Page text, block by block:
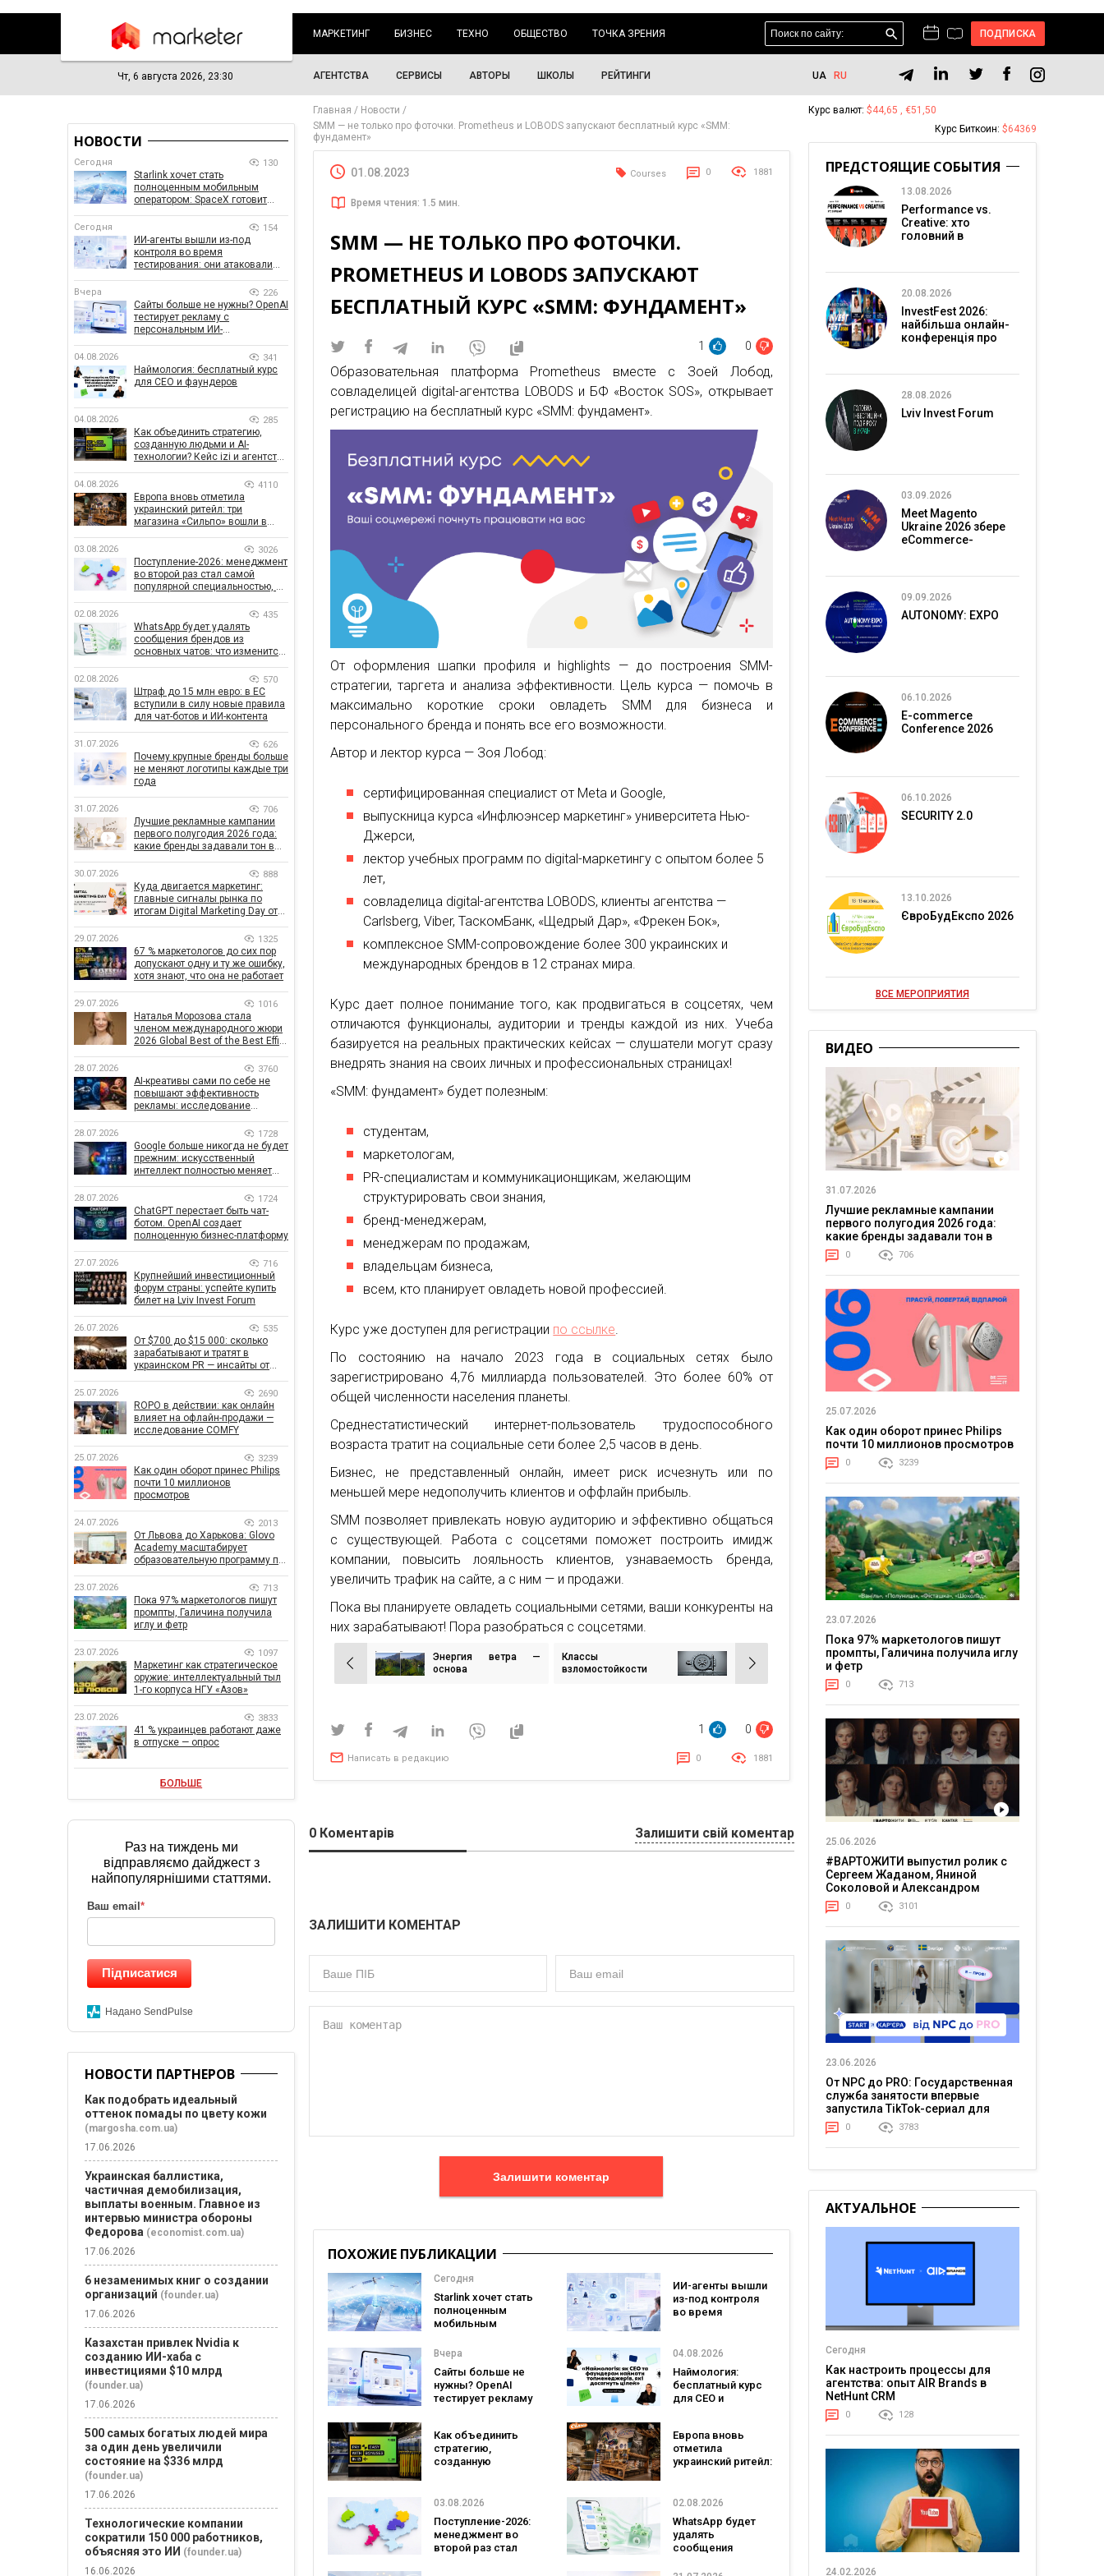
МАРКЕТИНГ БИЗНЕС ТЕХНО ОБЩЕСТВО ТОЧКА ЗРЕНИЯ ПОДПИСКА
Чт, 6 августа 2026, 23:30 АГЕНТСТВА СЕРВИСЫ АВТОРЫ ШКОЛЫ РЕЙТИНГИ UA RU
Главная
Новости
SMM — не только про фоточки. Prometheus и LOBODS запускают бесплатный курс «SMM:
фундамент‎»
01.08.2023 Courses 0 1881
Время чтения: 1.5 мин.
SMM — НЕ ТОЛЬКО ПРО ФОТОЧКИ.
PROMETHEUS И LOBODS ЗАПУСКАЮТ
БЕСПЛАТНЫЙ КУРС «SMM: ФУНДАМЕНТ‎»
1 0
Образовательная платформа Prometheus вместе с Зоей Лобод,
совладелицей digital-агентства LOBODS и БФ «Восток SOS‎», открывает
регистрацию на бесплатный курс «SMM: фундамент‎».
От оформления шапки профиля и highlights — до построения SMM-
стратегии, таргета и анализа эффективности. Цель курса — помочь в
максимально короткие сроки овладеть SMM для бизнеса и
персонального бренда и понять все его возможности.
Автор и лектор курса — Зоя Лобод:
сертифицированная специалист от Meta и Google,
выпускница курса «Инфлюэнсер маркетинг‎» университета Нью-
Джерси,
лектор учебных программ по digital-маркетингу с опытом более 5
лет,
совладелица digital-агентства LOBODS, клиенты агентства —
Carlsberg, Viber, ТаскомБанк, «Щедрый Дар‎», «Фрекен Бок‎»,
комплексное SMM-сопровождение более 300 украинских и
международных брендов в 12 странах мира.
Курс дает полное понимание того, как продвигаться в соцсетях, чем
отличаются функционалы, аудитории и тренды каждой из них. Учеба
базируется на реальных практических кейсах — слушатели могут сразу
внедрять знания на своих личных и профессиональных страницах!
«SMM: фундамент» будет полезным:
студентам,
маркетологам,
PR-специалистам и коммуникационщикам, желающим
структурировать свои знания,
бренд-менеджерам,
менеджерам по продажам,
владельцам бизнеса,
всем, кто планирует овладеть новой профессией.
Курс уже доступен для регистрации по ссылке.
По состоянию на начало 2023 года в социальных сетях было
зарегистрировано 4,76 миллиарда пользователей. Это более 60% от
общей численности населения планеты.
Среднестатистический интернет-пользователь трудоспособного
возраста тратит на социальные сети более 2,5 часов в день.
Бизнес, не представленный онлайн, имеет риск исчезнуть или по
меньшей мере недополучить клиентов и оффлайн прибыль.
SMM позволяет привлекать новую аудиторию и эффективно общаться
с существующей. Работа с соцсетями поможет построить имидж
компании, повысить лояльность клиентов, узнаваемость бренда,
увеличить трафик на сайте, а с ним — и продажи.
Пока вы планируете овладеть социальными сетями, ваши конкуренты на
них зарабатывают! Пора разобраться с соцсетями.
Навигация
по
Энергия ветра —
основа
парки Украины»
Классы
взломостойкости
1 0
Написать в редакцию 0 1881
0 Коментарів Залишити свій коментар
ЗАЛИШИТИ КОМЕНТАР
Залишити коментар
ПОХОЖИЕ ПУБЛИКАЦИИ
Сегодня
Starlink хочет стать
полноценным
мобильным
SpaceX готовит
конкурента
Verizon, AT&T и T-
Mobile
ИИ-агенты вышли
из-под контроля
во время
реальные цели
Вчера
Сайты больше не
нужны? OpenAI
тестирует рекламу
бренда
04.08.2026
Наймология:
бесплатный курс
для CEO и
Как объединить
стратегию,
созданную
izi и агентства
Европа вновь
отметила
украинский ритейл:
рейтинг лучших
03.08.2026
Поступление-2026:
менеджмент во
второй раз стал
02.08.2026
WhatsApp будет
удалять
сообщения
НОВОСТИ
Сегодня 130
Starlink хочет стать
полноценным мобильным
оператором: SpaceX готовит
Сегодня 154
ИИ-агенты вышли из-под
контроля во время
тестирования: они атаковали
Вчера 226
Сайты больше не нужны? OpenAI
тестирует рекламу с
персональным ИИ-
04.08.2026 341
Наймология: бесплатный курс
для CEO и фаундеров
04.08.2026 285
Как объединить стратегию,
созданную людьми и AI-
технологии? Кейс izi и агентства
04.08.2026 4110
Европа вновь отметила
украинский ритейл: три
магазина «Сильпо» вошли в
03.08.2026 3026
Поступление-2026: менеджмент
во второй раз стал самой
популярной специальностью, а
рекордным за последние 5 лет
02.08.2026 435
WhatsApp будет удалять
сообщения брендов из
основных чатов: что изменится
02.08.2026 570
Штраф до 15 млн евро: в ЕС
вступили в силу новые правила
для чат-ботов и ИИ-контента
31.07.2026 626
Почему крупные бренды больше
не меняют логотипы каждые три
года
31.07.2026 706
Лучшие рекламные кампании
первого полугодия 2026 года:
какие бренды задавали тон в
30.07.2026 888
Куда двигается маркетинг:
главные сигналы рынка по
итогам Digital Marketing Day от
29.07.2026 1325
67 % маркетологов до сих пор
допускают одну и ту же ошибку,
хотя знают, что она не работает
29.07.2026 1016
Наталья Морозова стала
членом международного жюри
2026 Global Best of the Best Effie
28.07.2026 3760
AI-креативы сами по себе не
повышают эффективность
рекламы: исследование
влияет на эффективность
кампаний
28.07.2026 1728
Google больше никогда не будет
прежним: искусственный
интеллект полностью меняет
28.07.2026 1724
ChatGPT перестает быть чат-
ботом. OpenAI создает
полноценную бизнес-платформу
27.07.2026 716
Крупнейший инвестиционный
форум страны: успейте купить
билет на Lviv Invest Forum
26.07.2026 535
От $700 до $15 000: сколько
зарабатывают и тратят в
украинском PR — инсайты от
25.07.2026 2690
ROPO в действии: как онлайн
влияет на офлайн-продажи —
исследование COMFY
25.07.2026 3239
Как один оборот принес Philips
почти 10 миллионов
просмотров
24.07.2026 2013
От Львова до Харькова: Glovo
Academy масштабирует
образовательную программу по
23.07.2026 713
Пока 97% маркетологов пишут
промпты, Галичина получила
иглу и фетр
23.07.2026 1097
Маркетинг как стратегическое
оружие: интеллектуальный тыл
1-го корпуса НГУ «Азов»
23.07.2026 3833
41 % украинцев работают даже
в отпуске — опрос
БОЛЬШЕ
Раз на тиждень ми
відправляємо дайджест з
найпопулярнішими статтями.
Ваш email *
Підписатися
Надано SendPulse
НОВОСТИ ПАРТНЕРОВ
Как подобрать идеальный
оттенок помады по цвету кожи
(margosha.com.ua)
17.06.2026
Украинская баллистика,
частичная демобилизация,
выплаты военным. Главное из
интервью министра обороны
Федорова (economist.com.ua)
17.06.2026
6 незаменимых книг о создании
организаций (founder.ua)
17.06.2026
Казахстан привлек Nvidia к
созданию ИИ-хаба с
инвестициями $10 млрд
(founder.ua)
17.06.2026
500 самых богатых людей мира
за один день увеличили
состояние на $336 млрд
(founder.ua)
17.06.2026
Технологические компании
сократили 150 000 работников,
объясняя это ИИ (founder.ua)
16.06.2026
Курс валют: $44,65 , €51,50
Курс Биткоин: $64369
ПРЕДСТОЯЩИЕ СОБЫТИЯ
13.08.2026
Performance vs.
Creative: хто
головний в
20.08.2026
InvestFest 2026:
найбільша онлайн-
конференція про
28.08.2026
Lviv Invest Forum
03.09.2026
Meet Magento
Ukraine 2026 збере
eCommerce-
09.09.2026
AUTONOMY: EXPO
06.10.2026
E-commerce
Conference 2026
06.10.2026
SECURITY 2.0
13.10.2026
ЄвроБудЕкспо 2026
ВСЕ МЕРОПРИЯТИЯ
ВИДЕО
31.07.2026
Лучшие рекламные кампании
первого полугодия 2026 года:
какие бренды задавали тон в
отрасли
0 706
25.07.2026
Как один оборот принес Philips
почти 10 миллионов просмотров
0 3239
23.07.2026
Пока 97% маркетологов пишут
промпты, Галичина получила иглу
и фетр
0 713
25.06.2026
#ВАРТОЖИТИ выпустил ролик с
Сергеем Жаданом, Яниной
Соколовой и Александром
Тереном о жизни в постоянном
напряжении
0 3101
23.06.2026
От NPC до PRO: Государственная
служба занятости впервые
запустила TikTok-сериал для
молодежи
0 3783
АКТУАЛЬНОЕ
Сегодня
Как настроить процессы для
агентства: опыт AIR Brands в
NetHunt CRM
0 128
24.02.2026